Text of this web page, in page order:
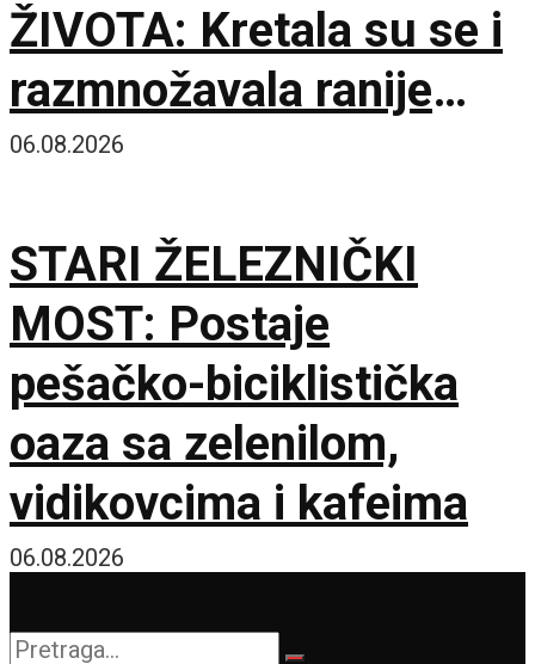
ŽIVOTA: Kretala su se i
razmnožavala ranije
nego što se mislilo
06.08.2026
STARI ŽELEZNIČKI
MOST: Postaje
pešačko-biciklistička
oaza sa zelenilom,
vidikovcima i kafeima
06.08.2026